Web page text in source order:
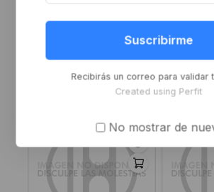
CIERRE TAMARA
aluminio+ZAMAK blanco
regístrese para ver el
BRAZO
CM
precio
Suscribirme
Recibirás un correo para validar
Created using Perfit
No mostrar de